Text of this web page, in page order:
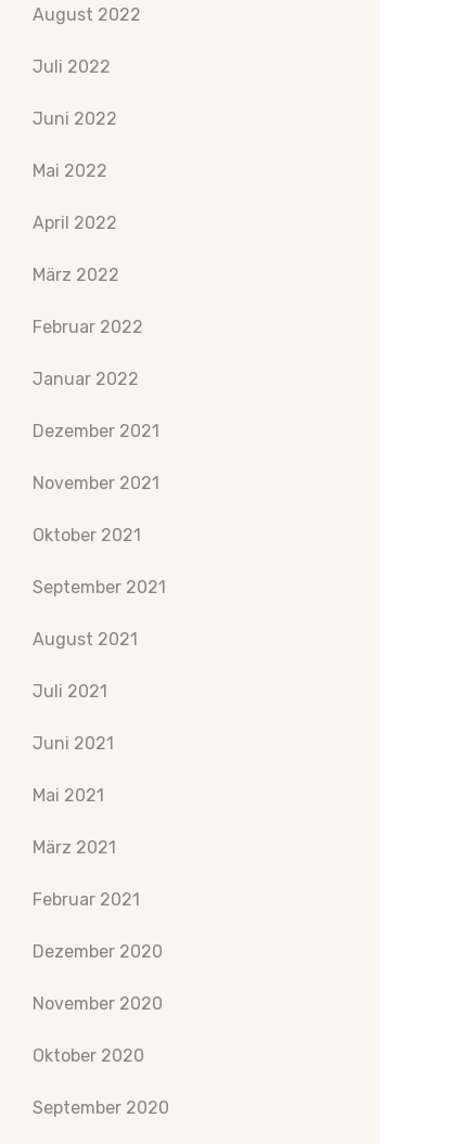
August 2022
Juli 2022
Juni 2022
Mai 2022
April 2022
März 2022
Februar 2022
Januar 2022
Dezember 2021
November 2021
Oktober 2021
September 2021
August 2021
Juli 2021
Juni 2021
Mai 2021
März 2021
Februar 2021
Dezember 2020
November 2020
Oktober 2020
September 2020